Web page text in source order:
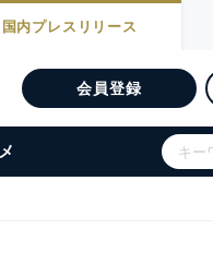
国内プレスリリース
会員登録